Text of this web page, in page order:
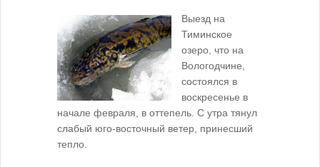
Выезд на
Тиминское
озеро, что на
Вологодчине,
состоялся в
воскресенье в
начале февраля, в оттепель. С утра тянул
слабый юго-восточный ветер, принесший
тепло.